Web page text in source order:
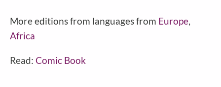
More editions from languages from Europe,
Africa
Read: Comic Book